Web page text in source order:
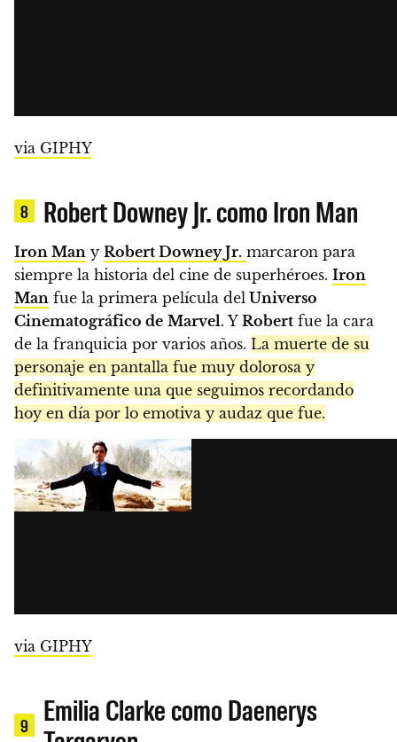
via GIPHY
8 Robert Downey Jr. como Iron Man
Iron Man y Robert Downey Jr. marcaron para
siempre la historia del cine de superhéroes. Iron
Man fue la primera película del Universo
Cinematográfico de Marvel. Y Robert fue la cara
de la franquicia por varios años. La muerte de su
personaje en pantalla fue muy dolorosa y
definitivamente una que seguimos recordando
hoy en día por lo emotiva y audaz que fue.
via GIPHY
9
Emilia Clarke como Daenerys